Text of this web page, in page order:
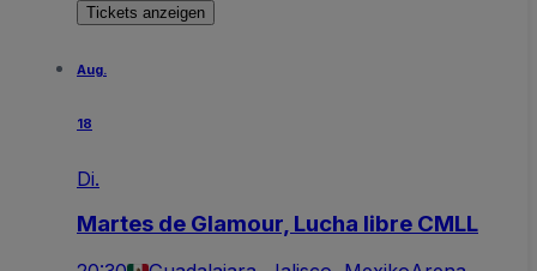
Tickets anzeigen
Aug.
18
Di.
Martes de Glamour, Lucha libre CMLL